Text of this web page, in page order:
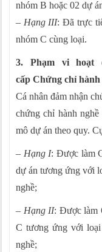
nhóm B hoặc 02 dự
– Hạng III: Đã trực
nhóm C cùng loại.
3. Phạm vi hoạt
cấp Chứng chỉ
Cá nhân đảm nhận
chứng chỉ hành
mô dự án theo quy.
– Hạng I: Được làm
dự án tương ứng với
nghề;
– Hạng II: Được làm
C tương ứng với
nghề;